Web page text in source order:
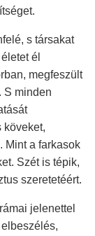
s társakat
él
megfeszült
S minden
köveket,
Mint a farkasok
Szét is tépik,
szeretetéért.
jelenettel